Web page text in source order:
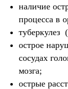
наличие
процесса в
туберкулез
острое
сосудах
мозга;
острые